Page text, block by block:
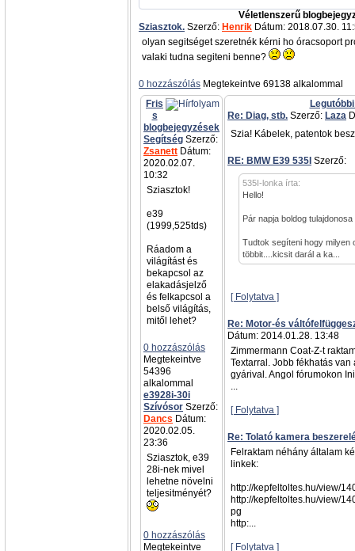
Véletlenszerű
Sziasztok. Szerző: Henrik Dátum: 2018.07.30.
olyan segitséget szeretnék kérni ho óracsoport
valaki tudna segiteni benne?
0 hozzászólás Megtekeintve 69138 alkalommal
Fris
s
blogbejegyzések
Segítség Szerző:
Zsanett Dátum:
2020.02.07.
10:32
Sziasztok!
e39
(1999,525tds)
Ráadom a
világítást és
bekapcsol az
elakadásjelző
és felkapcsol a
belső világítás,
mitől lehet?
0 hozzászólás
Megtekeintve
54396
alkalommal
e3928i-30i
Szívósor Szerző:
Dancs Dátum:
2020.02.05.
23:36
Sziasztok, e39
28i-nek mivel
lehetne növelni
teljesitményét?
0 hozzászólás
Megtekeintve
Re: Diag, stb. Szerző: Laza
Szia! Kábelek, patentok
RE: BMW E39 535I Szerző:
535I-lonka írta:
Hello!
Pár napja boldog
Tudtok segíteni hogy milyen
többit....kicsit darál a ka...
[ Folytatva ]
Re: Motor-és
Dátum: 2014.01.28. 13:48
Zimmermann Coat-Z-t
Textarral. Jobb fékhatás
gyárival. Angol fórumokon
...
[ Folytatva ]
Re: Tolató kamera
Felraktam néhány általam
linkek:
http://kepfeltoltes.hu/view/
http://kepfeltoltes.hu/view/
pg
http:...
[ Folytatva ]